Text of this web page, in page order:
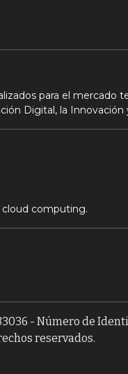
para el mercado
Digital, la
cloud computing.
- Número de
reservados.